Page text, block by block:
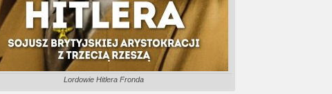
Lordowie Hitlera Fronda